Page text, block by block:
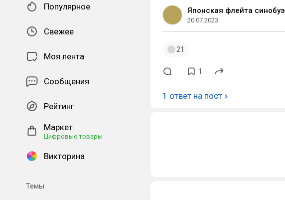
Популярное
Свежее
Моя лента
Сообщения
Рейтинг
Маркет
Цифровые товары
Викторина
Темы
Японская флейта синобуэ
20.07.2023
21
1
1 ответ на пост